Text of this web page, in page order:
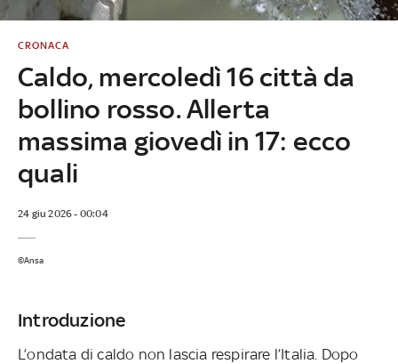
Caldo, mercoledì 16 città da
bollino rosso. Allerta
massima giovedì in 17: ecco
quali
CRONACA
24 giu 2026 - 00:04
©Ansa
Introduzione
L’ondata di caldo non lascia respirare l’Italia. Dopo